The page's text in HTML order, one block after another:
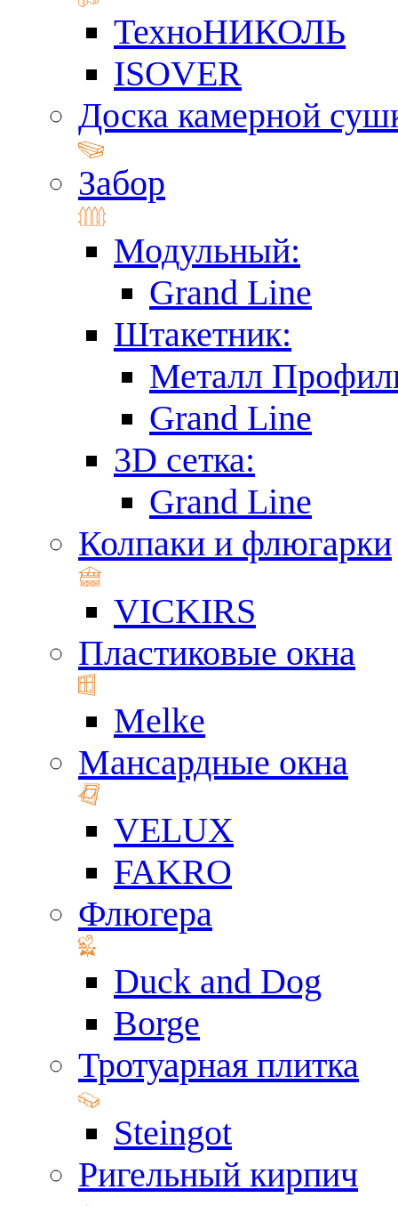
ТехноНИКОЛЬ
ISOVER
Доска камерной
Забор
Модульный:
Grand Line
Штакетник:
Металл
Grand Line
3D сетка:
Grand Line
Колпаки и флюгарки
VICKIRS
Пластиковые окна
Melke
Мансардные окна
VELUX
FAKRO
Флюгера
Duck and Dog
Borge
Тротуарная плитка
Steingot
Ригельный кирпич